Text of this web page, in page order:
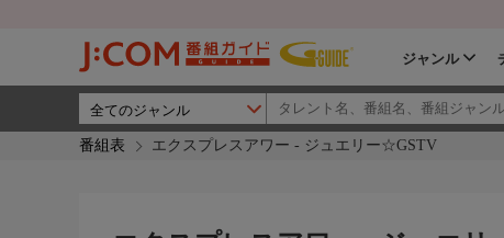
ジャンル
番組表 エクスプレスアワー - ジュエリー☆GSTV